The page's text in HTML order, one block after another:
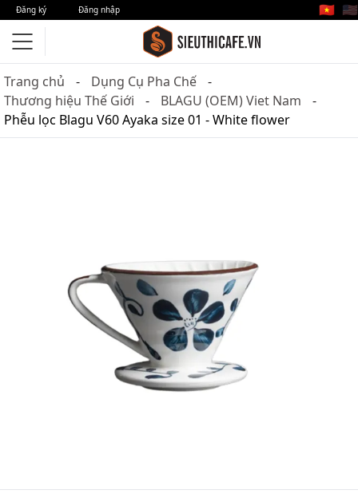
Đăng ký Đăng nhập 🇻🇳 🇺🇸
Trang chủ
Dụng Cụ Pha Chế
Thương hiệu Thế Giới
BLAGU (OEM) Viet Nam
Phễu lọc Blagu V60 Ayaka size 01 - White flower